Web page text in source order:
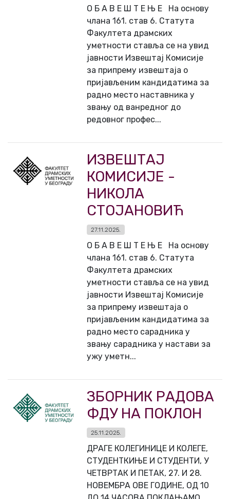
О Б А В Е Ш Т Е Њ Е На основу
члана 161. став 6. Статута
Факултета драмских
уметности ставља се на увид
јавности Извештај Комисије
за припрему извештаја о
пријављеним кандидатима за
радно место наставника у
звању од ванредног до
редовног профес...
ИЗВЕШТАЈ
КОМИСИЈЕ -
НИКОЛА
СТОЈАНОВИЋ
27.11.2025.
О Б А В Е Ш Т Е Њ Е На основу
члана 161. став 6. Статута
Факултета драмских
уметности ставља се на увид
јавности Извештај Комисије
за припрему извештаја о
пријављеним кандидатима за
радно место сарадника у
звању сарадника у настави за
ужу уметн...
ЗБОРНИК РАДОВА
ФДУ НА ПОКЛОН
25.11.2025.
ДРАГЕ КОЛЕГИНИЦЕ И КОЛЕГЕ,
СТУДЕНТКИЊЕ И СТУДЕНТИ, У
ЧЕТВРТАК И ПЕТАК, 27. И 28.
НОВЕМБРА ОВЕ ГОДИНЕ, ОД 10